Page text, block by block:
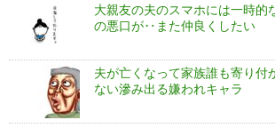
大親友の夫のスマホには一時的
の悪口が‥また仲良くしたい
夫が亡くなって家族誰も寄り付
ない滲み出る嫌われキャラ